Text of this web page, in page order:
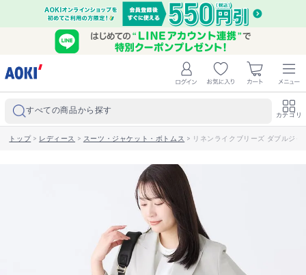
すべての商品から探す カテゴリ
トップ> レディース > スーツ・ジャケット・ボトムス > リネンライクブリーズ ダブルジ